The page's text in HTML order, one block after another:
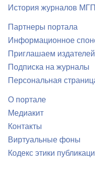
История журналов
Партнеры портала
Информационное
Приглашаем издателей
Подписка на журналы
Персональная
О портале
Медиакит
Контакты
Виртуальные фоны
Кодекс этики